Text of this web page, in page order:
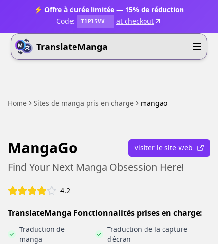
⚡ Offre à durée limitée — 15% de réduction
Code:
T1P15VV at checkout
TranslateManga
Home Sites de manga pris en charge mangao
MangaGo Visiter le site Web
Find Your Next Manga Obsession Here!
4.2
TranslateManga Fonctionnalités prises en charge:
Traduction de
manga
Traduction de la capture
d'écran